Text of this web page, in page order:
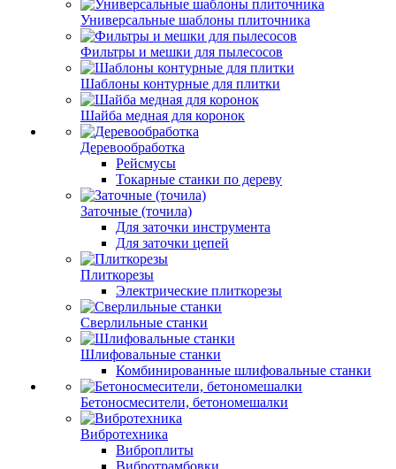
Универсальные шаблоны плиточника
Фильтры и мешки для пылесосов
Шаблоны контурные для плитки
Шайба медная для коронок
Деревообработка
Рейсмусы
Токарные станки по дереву
Заточные (точила)
Для заточки инструмента
Для заточки цепей
Плиткорезы
Электрические плиткорезы
Сверлильные станки
Шлифовальные станки
Комбинированные шлифовальные станки
Бетоносмесители, бетономешалки
Вибротехника
Виброплиты
Вибротрамбовки